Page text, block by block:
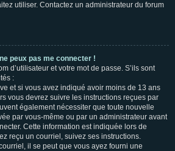
utiliser. Contactez un administrateur du forum
peux pas me connecter !
d’utilisateur et votre mot de passe. S’ils sont
:
et si vous avez indiqué avoir moins de 13 ans
vous devrez suivre les instructions reçues par
également nécessiter que toute nouvelle
par vous-même ou par un administrateur avant
Cette information est indiquée lors de
reçu un courriel, suivez ses instructions.
il se peut que vous ayez fourni une